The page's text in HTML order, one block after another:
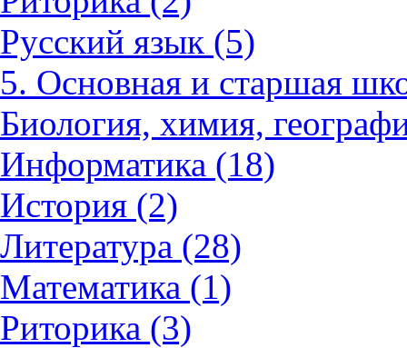
Русский язык (5)
5. Основная и старшая
Биология, химия,
Информатика (18)
История (2)
Литература (28)
Математика (1)
Риторика (3)